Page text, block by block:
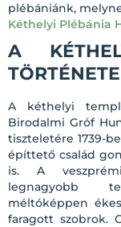
plébániánk,
Kéthelyi Plébánia
A
TÖRTÉNETE
A kéthelyi
Birodalmi Gróf
tiszteletére 1739-
építtető család
is. A
legnagyobb
méltóképpen
faragott szobrok.